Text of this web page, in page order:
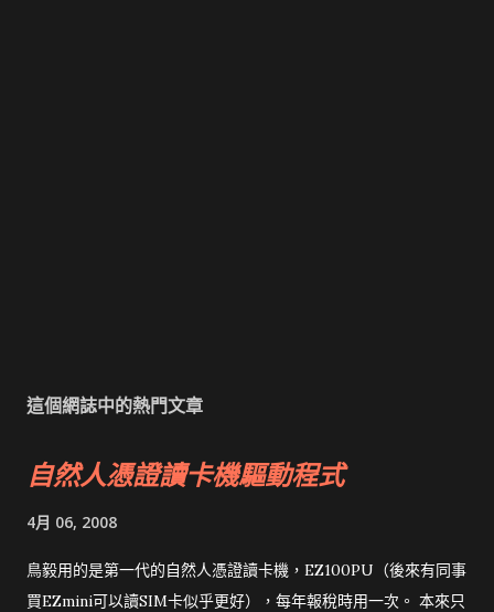
這個網誌中的熱門文章
自然人憑證讀卡機驅動程式
4月 06, 2008
鳥毅用的是第一代的自然人憑證讀卡機，EZ100PU（後來有同事
買EZmini可以讀SIM卡似乎更好），每年報稅時用一次。 本來只